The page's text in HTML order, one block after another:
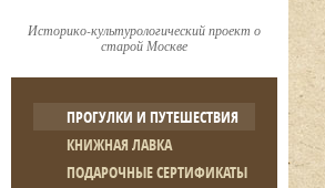
Историко-культурологический проект о
старой Москве
ПРОГУЛКИ И ПУТЕШЕСТВИЯ
КНИЖНАЯ ЛАВКА
ПОДАРОЧНЫЕ СЕРТИФИКАТЫ